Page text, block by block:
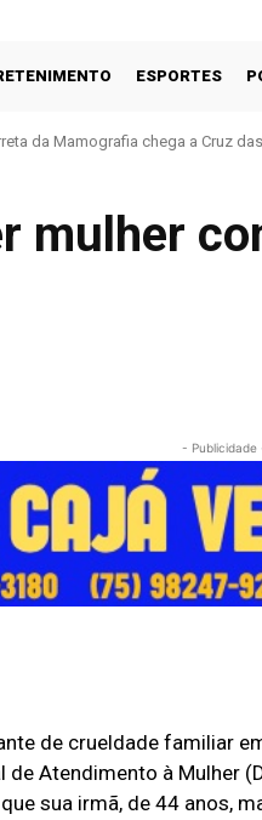
ESPORTES
da Mamografia chega a Cruz
mulher
- Publicidade
de crueldade familiar
Atendimento à Mulher
sua irmã, de 44 anos,